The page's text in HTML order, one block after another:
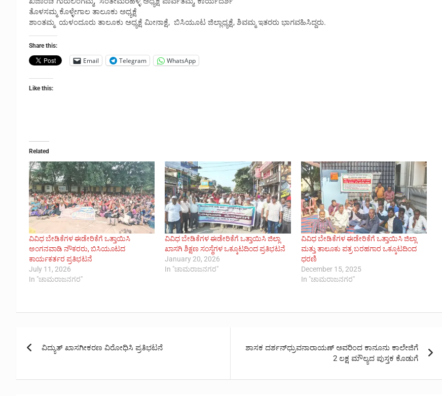
ತೊಳಸಮ್ಮ ಕೊಳ್ಳೇಗಾಲ ತಾಲೂಕು ಅಧ್ಯಕ್ಷೆ
ಶಾಂತಮ್ಮ ಯಳಂದೂರು ತಾಲೂಕು ಅಧ್ಯಕ್ಷೆ ಮೀನಾಕ್ಷೆ, ಬಿಸಿಯೂಟ ಜಿಲ್ಲಾಧ್ಯಕ್ಷೆ, ಶಿವಮ್ಮ ಇತರರು ಭಾಗವಹಿಸಿದ್ದರು.
Share this:
Email Telegram WhatsApp
Like this:
Related
ವಿವಿಧ ಬೇಡಿಕೆಗಳ ಈಡೇರಿಕೆಗೆ ಒತ್ತಾಯಿಸಿ
ಅಂಗನವಾಡಿ ನೌಕರರು, ಬಿಸಿಯೂಟದ
ಕಾರ್ಯಕರ್ತರ ಪ್ರತಿಭಟನೆ
July 11, 2026
In "ಚಾಮರಾಜನಗರ"
ವಿವಿಧ ಬೇಡಿಕೆಗಳ ಈಡೇರಿಕೆಗೆ ಒತ್ತಾಯಿಸಿ ಜಿಲ್ಲಾ
ಖಾಸಗಿ ಶಿಕ್ಷಣ ಸಂಸ್ಥೆಗಳ ಒಕ್ಕೂಟದಿಂದ ಪ್ರತಿಭಟನೆ
January 20, 2026
In "ಚಾಮರಾಜನಗರ"
ವಿವಿಧ ಬೇಡಿಕೆಗಳ ಈಡೇರಿಕೆಗೆ ಒತ್ತಾಯಿಸಿ ಜಿಲ್ಲಾ
ಮತ್ತು ತಾಲೂಕು ಪತ್ರ ಬರಹಗಾರ ಒಕ್ಕೂಟದಿಂದ
ಧರಣಿ
December 15, 2025
In "ಚಾಮರಾಜನಗರ"
navigation
ವಿದ್ಯುತ್ ಖಾಸಗೀಕರಣ ವಿರೋಧಿಸಿ ಪ್ರತಿಭಟನೆ
ಶಾಸಕ ದರ್ಶನ್‌ಧ್ರುವನಾರಾಯಣ್ ಅವರಿಂದ ಕಾನೂನು ಕಾಲೇಜಿಗೆ
2 ಲಕ್ಷ ಮೌಲ್ಯದ ಪುಸ್ತಕ ಕೊಡುಗೆ